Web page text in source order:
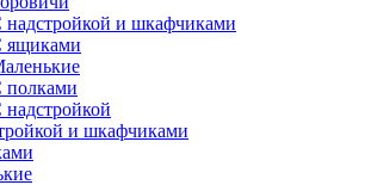
надстройкой и шкафчиками
ящиками
полками
надстройкой
и шкафчиками